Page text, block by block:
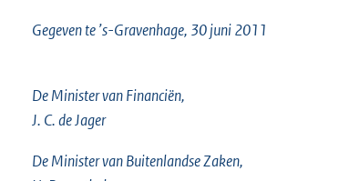
Gegeven te ’s-Gravenhage, 30 juni 2011
De Minister van Financiën,
J. C. de Jager
De Minister van Buitenlandse Zaken,